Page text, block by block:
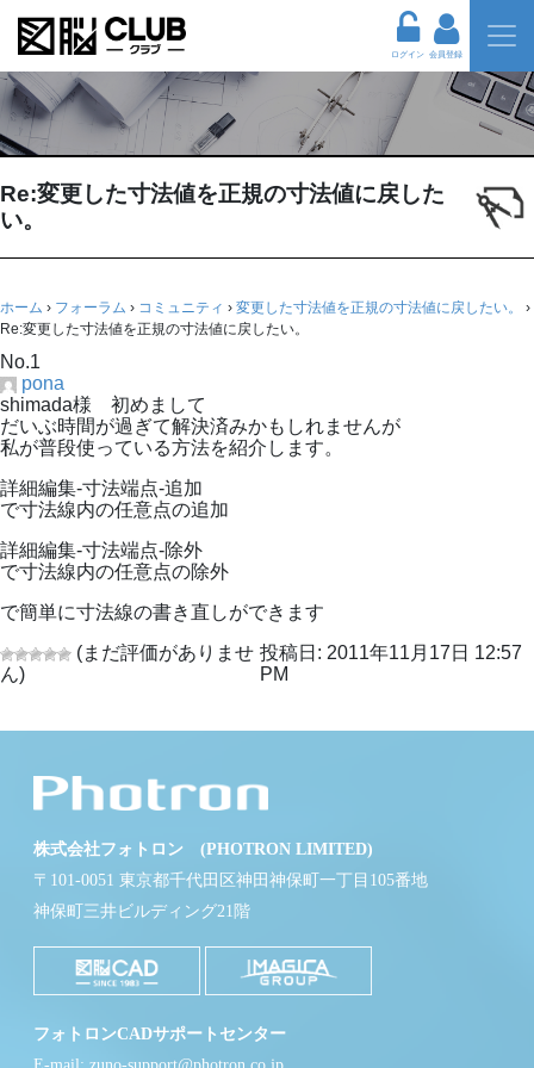
ログイン 会員登録
Re:変更した寸法値を正規の寸法値に戻した
い。
ホーム › フォーラム › コミュニティ › 変更した寸法値を正規の寸法値に戻したい。
›
Re:変更した寸法値を正規の寸法値に戻したい。
No.1
pona
shimada様 初めまして
だいぶ時間が過ぎて解決済みかもしれませんが
私が普段使っている方法を紹介します。
詳細編集-寸法端点-追加
で寸法線内の任意点の追加
詳細編集-寸法端点-除外
で寸法線内の任意点の除外
で簡単に寸法線の書き直しができます
(まだ評価がありませ
ん)
投稿日: 2011年11月17日 12:57
PM
株式会社フォトロン (PHOTRON LIMITED)
〒101-0051 東京都千代田区神田神保町一丁目105番地
神保町三井ビルディング21階
フォトロンCADサポートセンター